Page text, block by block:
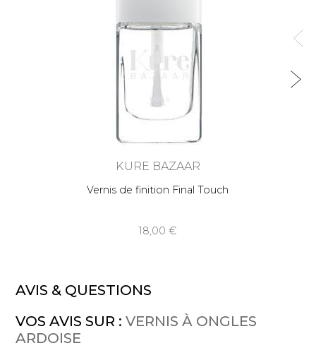
KURE BAZAAR
Vernis de finition Final Touch
18,00
AVIS & QUESTIONS
VOS AVIS SUR :VERNIS À ONGLES
ARDOISE